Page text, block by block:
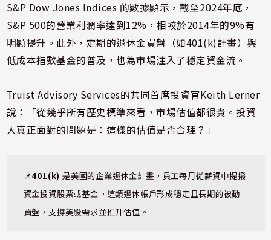
S&P Dow Jones Indices 的數據顯示，截至2024年底，
S&P 500的營業利潤率達到12%，相較於2014年的9%有
明顯提升。此外，定期的退休金買盤（如401(k)計畫）與
低成本指數基金的普及，也為市場注入了穩定資金流。
Truist Advisory Services的共同首席投資官Keith Lerner
說：「從幾乎所有歷史標準來看，市場估值都很貴。投資
人真正面對的問題是：這樣的估值是否合理？」
📌401(k) 是美國的企業退休金計畫，員工每月從薪資中提撥
資金投資股票或基金。這類退休帳戶形成穩定且長期的被動
買盤，支撐美股需求並推升估值。